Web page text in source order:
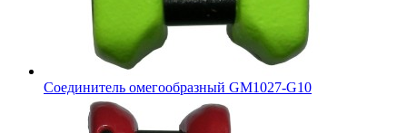
Соединитель омегообразный GM1027-G10